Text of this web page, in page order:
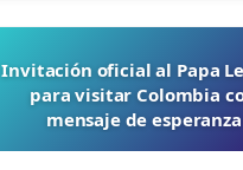
Invitación oficial al Papa
para visitar Colombia
mensaje de